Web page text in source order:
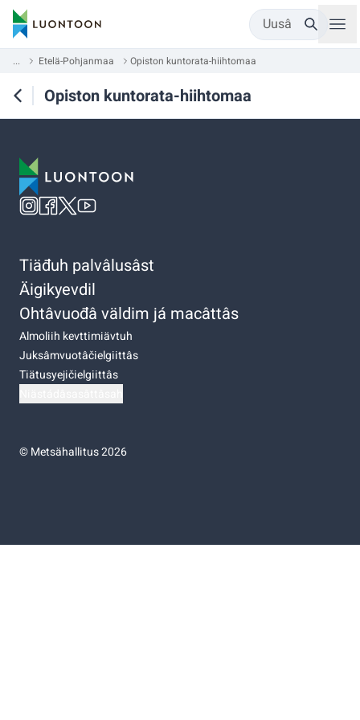
Uusâ
... Etelä-Pohjanmaa Opiston kuntorata-hiihtomaa
Opiston kuntorata-hiihtomaa
Tiäđuh palvâlusâst
Äigikyevdil
Ohtâvuođâ väldim já macâttâs
Almoliih kevttimiävtuh
Juksâmvuotâčielgiittâs
Tiätusyejičielgiittâs
©Metsähallitus 2026